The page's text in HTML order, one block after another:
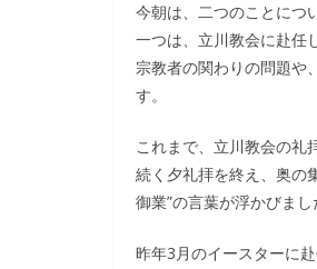
今朝は、二つのことにつ
一つは、立川教会に赴任
宗教者の関わりの問題や
す。
これまで、立川教会の礼
続く夕礼拝を終え、奥の
御業”の言葉が浮かびま
昨年3月のイースターに